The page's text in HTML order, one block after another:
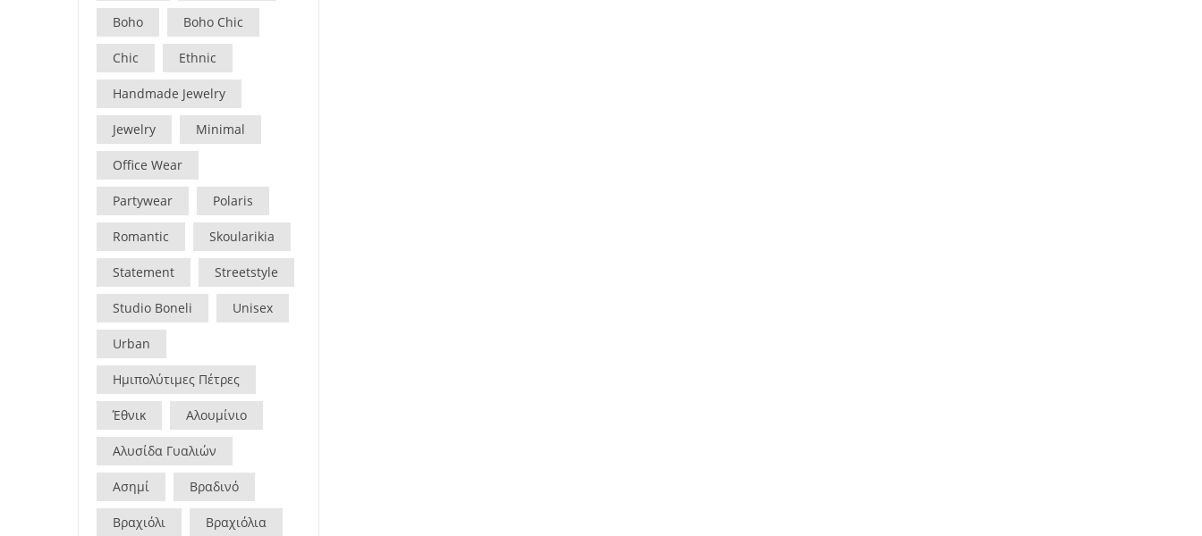
Boho Boho Chic
Chic Ethnic
Handmade Jewelry
Jewelry Minimal
Office Wear
Partywear Polaris
Romantic Skoularikia
Statement Streetstyle
Studio Boneli Unisex
Urban
Ημιπολύτιμες Πέτρες
Έθνικ Αλουμίνιο
Αλυσίδα Γυαλιών
Ασημί Βραδινό
Βραχιόλι Βραχιόλια